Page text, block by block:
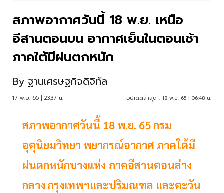
สภาพอากาศวันนี้ 18 พ.ย. เหนือ
อีสานตอนบน อากาศเย็นในตอนเช้า
ภาคใต้มีฝนตกหนัก
By ฐานเศรษฐกิจดิจิทัล
17 พ.ย. 65 | 23:37 น. อัปเดตล่าสุด : 18 พ.ย. 65 | 06:48 น.
สภาพอากาศวันนี้ 18 พ.ย. 65 กรม
อุตุนิยมวิทยา พยากรณ์อากาศ ภาคใต้มี
ฝนตกหนักบางแห่ง ภาคอีสานตอนล่าง
กลาง กรุงเทพฯและปริมณฑล และตะวัน